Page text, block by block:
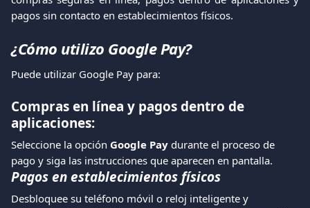
pagos sin contacto en establecimientos físicos.
¿Cómo utilizo Google Pay?
Puede utilizar Google Pay para:
Compras en línea y pagos dentro de
aplicaciones:
Seleccione la opción Google Pay durante el proceso de
pago y siga las instrucciones que aparecen en pantalla.
Pagos en establecimientos físicos
Desbloquee su teléfono móvil o reloj inteligente y